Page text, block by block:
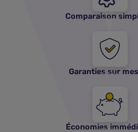
Comparaison
Garanties sur
Économies